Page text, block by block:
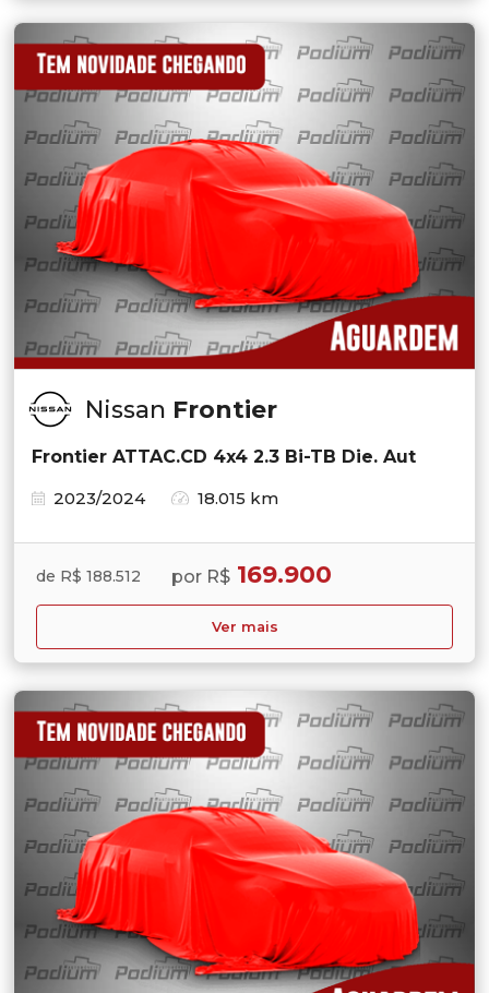
Nissan Frontier
Frontier ATTAC.CD 4x4 2.3 Bi-TB Die. Aut
2023/2024
18.015 km
de R$ 188.512 por R$ 169.900
Ver mais